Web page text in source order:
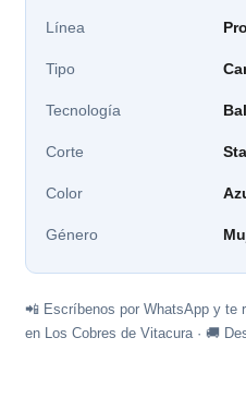
Línea
Tipo
Tecnología
Corte
Color
Género
📲 Escríbenos por WhatsApp y te
en Los Cobres de Vitacura · 🚚